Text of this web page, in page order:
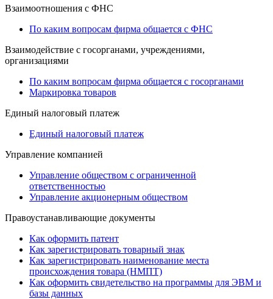
Взаимоотношения с ФНС
По каким вопросам фирма общается с ФНС
Взаимодействие с госорганами, учреждениями,
организациями
По каким вопросам фирма общается с госорганами
Маркировка товаров
Единый налоговый платеж
Единый налоговый платеж
Управление компанией
Управление обществом с ограниченной
ответственностью
Управление акционерным обществом
Правоустанавливающие документы
Как оформить патент
Как зарегистрировать товарный знак
Как зарегистрировать наименование места
происхождения товара (НМПТ)
Как оформить свидетельство на программы для ЭВМ и
базы данных